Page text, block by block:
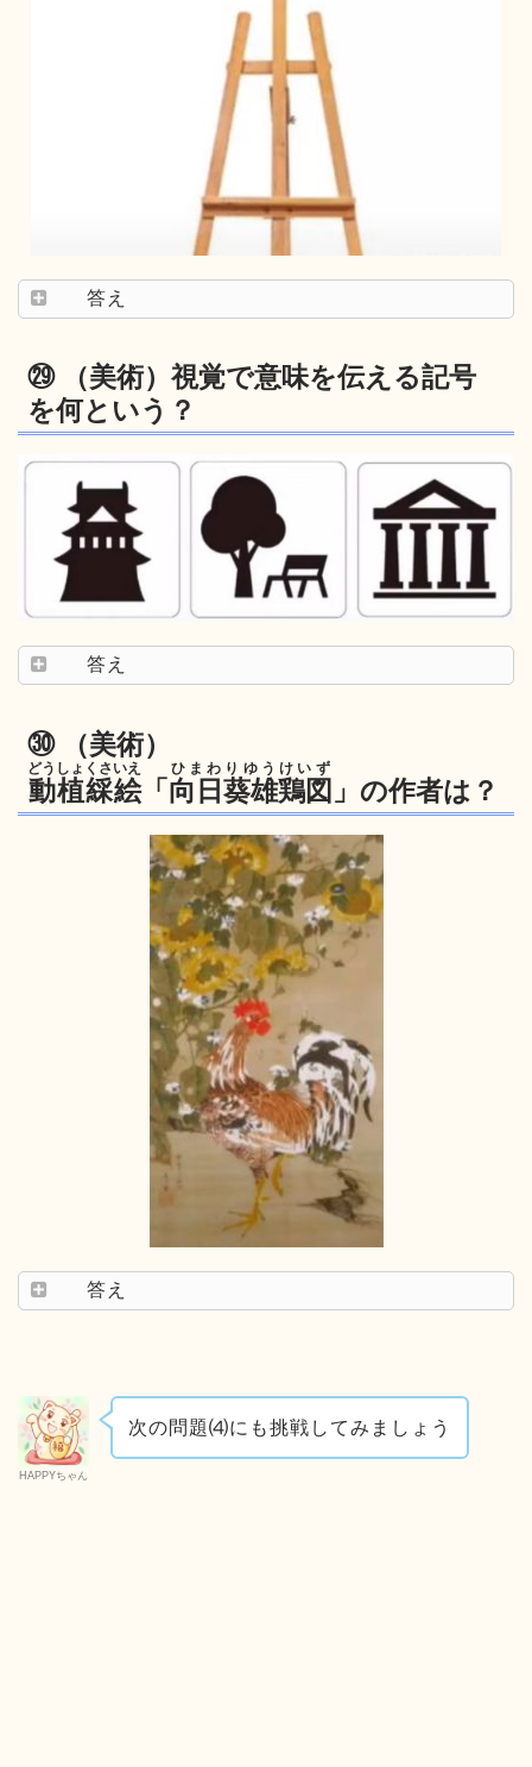
答え
㉙ （美術）視覚で意味を伝える記号
を何という？
答え
㉚ （美術）
動植綵絵
どうしょくさいえ
「向日葵雄鶏図
ひまわりゆうけいず
」の作者は？
答え
HAPPYちゃん
次の問題⑷にも挑戦してみましょう